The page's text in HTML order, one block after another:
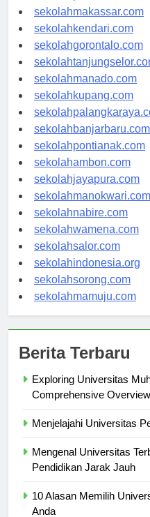
sekolahpalu.com
sekolahmakassar.com
sekolahkendari.com
sekolahgorontalo.com
sekolahmanado.com
sekolahkupang.com
sekolahbanjarbaru.com
sekolahpontianak.com
sekolahambon.com
sekolahjayapura.com
sekolahmanokwari.com
sekolahnabire.com
sekolahwamena.com
sekolahsalor.com
sekolahindonesia.org
sekolahsorong.com
Berita Terbaru
Exploring Universitas
Mengenal Universitas
10 Alasan Memilih